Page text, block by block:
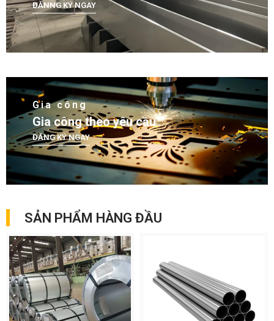
ĐĂNNG KÝ NGAY
Gia công
Gia công theo yêu cầu
ĐĂNG KÝ NGAY
SẢN PHẨM HÀNG ĐẦU